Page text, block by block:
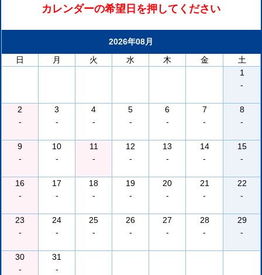
カレンダーの希望日を押してください
2026年08月
日
月 火 水 木 金
土
1
-
2
-
3
-
4
-
5
-
6
-
7
-
8
-
9
-
10
-
11
-
12
-
13
-
14
-
15
-
16
-
17
-
18
-
19
-
20
-
21
-
22
-
23
-
24
-
25
-
26
-
27
-
28
-
29
-
30
-
31
-